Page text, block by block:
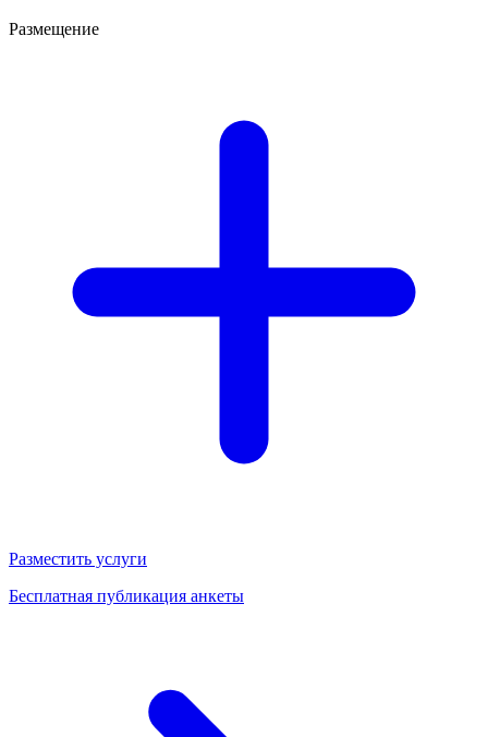
Размещение
Разместить услуги
Бесплатная публикация анкеты